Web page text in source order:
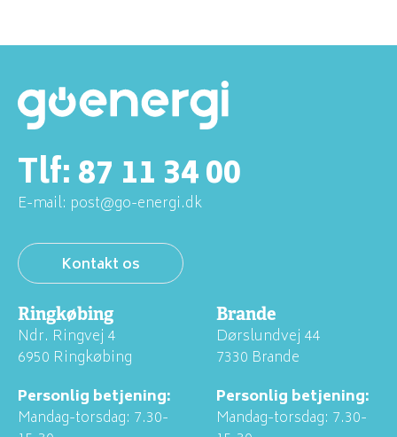
Tlf:87 11 34 00
E-mail: post@go-energi.dk
Kontakt os
Ringkøbing
Ndr. Ringvej 4
6950 Ringkøbing
Personlig betjening:
Mandag-torsdag: 7.30-
Brande
Dørslundvej 44
7330 Brande
Personlig betjening:
Mandag-torsdag: 7.30-